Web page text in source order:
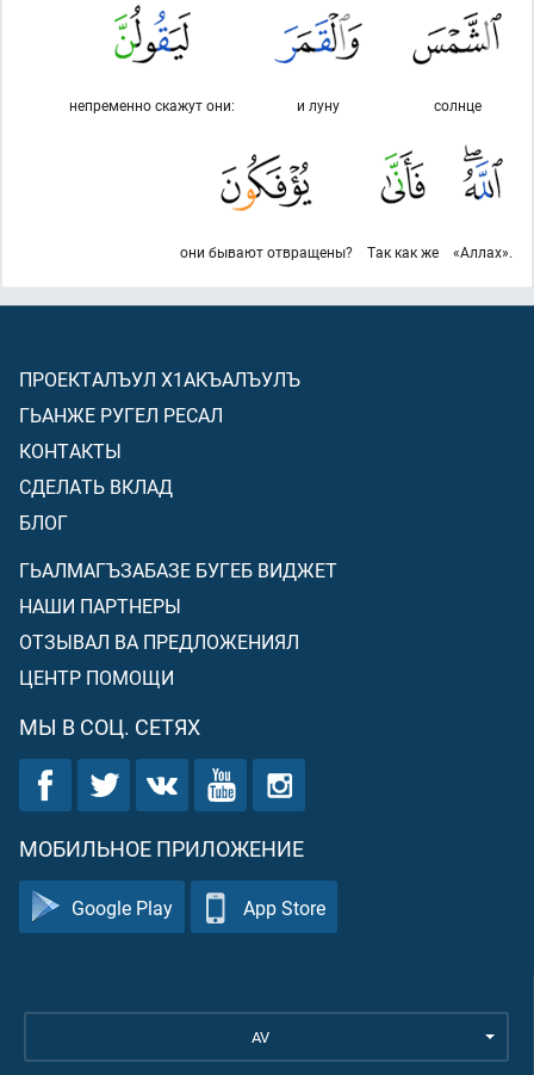
солнце
и луну
непременно скажут они:
«Аллах».
Так как же
они бывают отвращены?
ПРОЕКТАЛЪУЛ Х1АКЪАЛЪУЛЪ
ГЬАНЖЕ РУГЕЛ РЕСАЛ
КОНТАКТЫ
СДЕЛАТЬ ВКЛАД
БЛОГ
ГЬАЛМАГЪЗАБАЗЕ БУГЕБ ВИДЖЕТ
НАШИ ПАРТНЕРЫ
ОТЗЫВАЛ ВА ПРЕДЛОЖЕНИЯЛ
ЦЕНТР ПОМОЩИ
МЫ В СОЦ. СЕТЯХ
МОБИЛЬНОЕ ПРИЛОЖЕНИЕ
Google Play App Store
AV